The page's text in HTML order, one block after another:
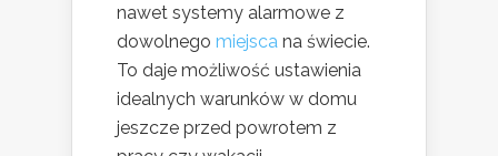
nawet systemy alarmowe z
dowolnego miejsca na świecie.
To daje możliwość ustawienia
idealnych warunków w domu
jeszcze przed powrotem z